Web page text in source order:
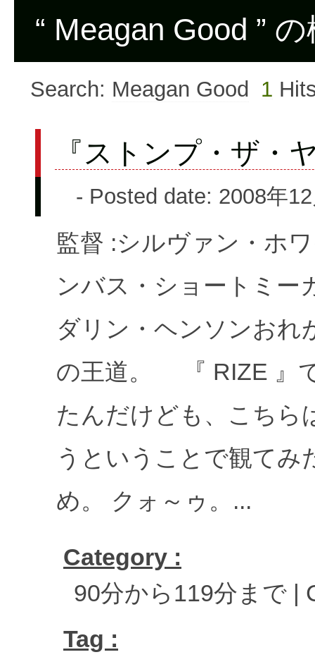
“ Meagan Good ”
Search: Meagan Good 1
『ストンプ・ザ・
- Posted date: 2008年
監督 :シルヴァン・ホ
ンバス・ショートミー
ダリン・ヘンソンおれ
の王道。 『 RIZE 』
たんだけども、こちら
うということで観てみ
め。 クォ～ゥ。...
Category :
90分から119分まで |
Tag :